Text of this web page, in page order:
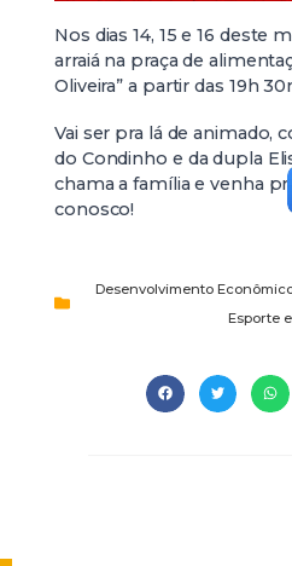
Nos dias 14, 15 e 16 deste
arraiá na praça de
Oliveira” a partir das 19h
Vai ser pra lá de animado,
do Condinho e da dupla
chama a família e venha
conosco!
Desenvolvimento
Esporte